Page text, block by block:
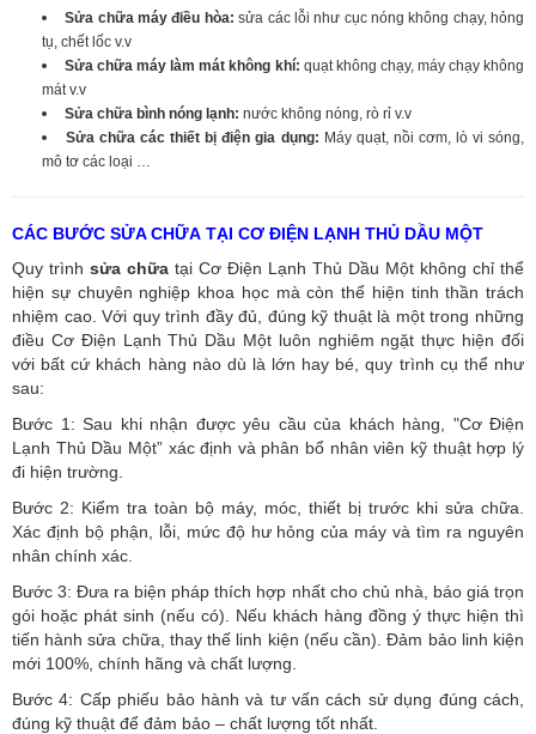
Sửa chữa máy điều hòa: sửa các lỗi như cục nóng không chạy, hỏng
tụ, chết lốc v.v
Sửa chữa máy làm mát không khí: quạt không chạy, máy chạy không
mát v.v
Sửa chữa bình nóng lạnh: nước không nóng, rò rỉ v.v
Sửa chữa các thiết bị điện gia dụng: Máy quạt, nồi cơm, lò vi sóng,
mô tơ các loại …
CÁC BƯỚC SỬA CHỮA TẠI CƠ ĐIỆN LẠNH THỦ DẦU MỘT
Quy trình sửa chữa tại Cơ Điện Lạnh Thủ Dầu Một không chỉ thể
hiện sự chuyên nghiệp khoa học mà còn thể hiện tinh thần trách
nhiệm cao. Với quy trình đầy đủ, đúng kỹ thuật là một trong những
điều Cơ Điện Lạnh Thủ Dầu Một luôn nghiêm ngặt thực hiện đối
với bất cứ khách hàng nào dù là lớn hay bé, quy trình cụ thể như
sau:
Bước 1: Sau khi nhận được yêu cầu của khách hàng, "Cơ Điện
Lạnh Thủ Dầu Một” xác định và phân bổ nhân viên kỹ thuật hợp lý
đi hiện trường.
Bước 2: Kiểm tra toàn bộ máy, móc, thiết bị trước khi sửa chữa.
Xác định bộ phận, lỗi, mức độ hư hỏng của máy và tìm ra nguyên
nhân chính xác.
Bước 3: Đưa ra biện pháp thích hợp nhất cho chủ nhà, báo giá trọn
gói hoặc phát sinh (nếu có). Nếu khách hàng đồng ý thực hiện thì
tiến hành sửa chữa, thay thế linh kiện (nếu cần). Đảm bảo linh kiện
mới 100%, chính hãng và chất lượng.
Bước 4: Cấp phiếu bảo hành và tư vấn cách sử dụng đúng cách,
đúng kỹ thuật để đảm bảo – chất lượng tốt nhất.